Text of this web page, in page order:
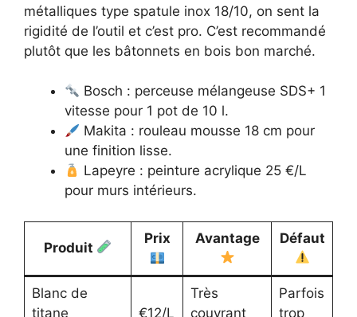
métalliques type spatule inox 18/10, on sent la
rigidité de l’outil et c’est pro. C’est recommandé
plutôt que les bâtonnets en bois bon marché.
Bosch : perceuse mélangeuse SDS+ 1
vitesse pour 1 pot de 10 l.
Makita : rouleau mousse 18 cm pour
une finition lisse.
Lapeyre : peinture acrylique 25 €/L
pour murs intérieurs.
Produit
Prix Avantage Défaut
Blanc de
titane
€12/L
Très
couvrant
Parfois
trop